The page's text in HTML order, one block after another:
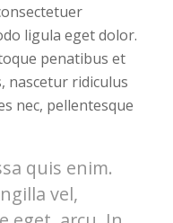
ligula eget dolor.
penatibus et
nascetur ridiculus
nec, pellentesque
quis enim.
vel,